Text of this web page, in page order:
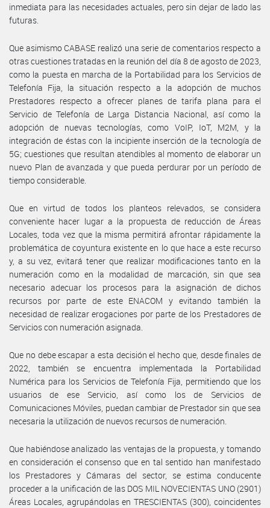
inmediata para las necesidades actuales, pero sin dejar de lado las
futuras.
Que asimismo CABASE realizó una serie de comentarios respecto a
otras cuestiones tratadas en la reunión del día 8 de agosto de 2023,
como la puesta en marcha de la Portabilidad para los Servicios de
Telefonía Fija, la situación respecto a la adopción de muchos
Prestadores respecto a ofrecer planes de tarifa plana para el
Servicio de Telefonía de Larga Distancia Nacional, así como la
adopción de nuevas tecnologías, como VoIP, IoT, M2M, y la
integración de éstas con la incipiente inserción de la tecnología de
5G; cuestiones que resultan atendibles al momento de elaborar un
nuevo Plan de avanzada y que pueda perdurar por un período de
tiempo considerable.
Que en virtud de todos los planteos relevados, se considera
conveniente hacer lugar a la propuesta de reducción de Áreas
Locales, toda vez que la misma permitirá afrontar rápidamente la
problemática de coyuntura existente en lo que hace a este recurso
y, a su vez, evitará tener que realizar modificaciones tanto en la
numeración como en la modalidad de marcación, sin que sea
necesario adecuar los procesos para la asignación de dichos
recursos por parte de este ENACOM y evitando también la
necesidad de realizar erogaciones por parte de los Prestadores de
Servicios con numeración asignada.
Que no debe escapar a esta decisión el hecho que, desde finales de
2022, también se encuentra implementada la Portabilidad
Numérica para los Servicios de Telefonía Fija, permitiendo que los
usuarios de ese Servicio, así como los de Servicios de
Comunicaciones Móviles, puedan cambiar de Prestador sin que sea
necesaria la utilización de nuevos recursos de numeración.
Que habiéndose analizado las ventajas de la propuesta, y tomando
en consideración el consenso que en tal sentido han manifestado
los Prestadores y Cámaras del sector, se estima conducente
proceder a la unificación de las DOS MIL NOVECIENTAS UNO (2901)
Áreas Locales, agrupándolas en TRESCIENTAS (300), coincidentes